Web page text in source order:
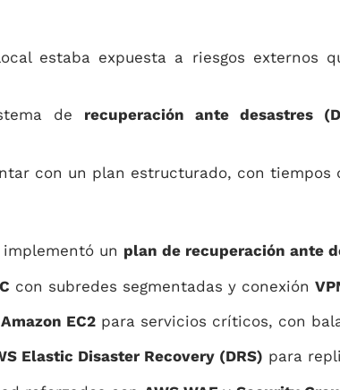
estaba expuesta a riesgos externos
de recuperación ante desastres
con un plan estructurado, con tiempos
un plan de recuperación ante
con subredes segmentadas y conexión
Amazon EC2para servicios críticos, con
Elastic Disaster Recovery (DRS) para